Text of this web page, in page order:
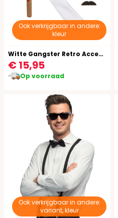
Ook verkrijgbaar in andere:
kleur
Witte Gangster Retro Accessoire Setje
€ 15,95
Op voorraad
Ook verkrijgbaar in andere:
variant, kleur